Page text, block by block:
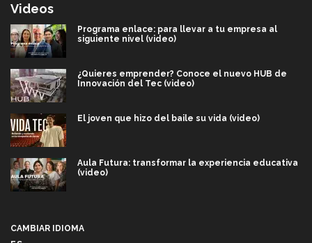
Videos
Programa enlace: para llevar a tu empresa al
siguiente nivel (video)
¿Quieres emprender? Conoce el nuevo HUB de
Innovación del Tec (video)
El joven que hizo del baile su vida (video)
Aula Futura: transformar la experiencia educativa
(video)
CAMBIAR IDIOMA